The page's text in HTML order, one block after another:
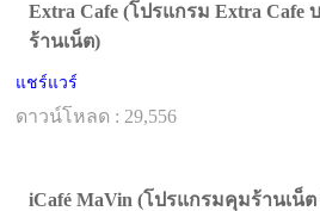
Extra Cafe (โปรแกรม Extra Cafe
ร้านเน็ต)
แชร์แวร์
ดาวน์โหลด : 29,556
iCafé MaVin (โปรแกรมคุมร้านเน็